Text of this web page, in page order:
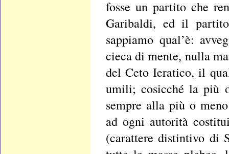
fosse un partito che
Garibaldi, ed il
sappiamo qual’è:
cieca di mente, nulla
del Ceto Ieratico, il
umili; cosicché la più
sempre alla più o
ad ogni autorità
(carattere distintivo di